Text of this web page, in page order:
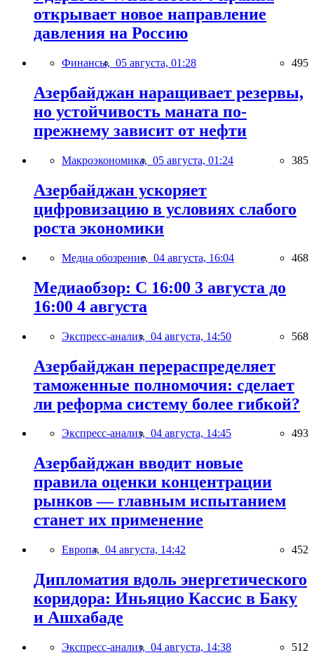
открывает новое направление
давления на Россию
Финансы, 05 августа, 01:28 495
Азербайджан наращивает резервы,
но устойчивость маната по-
прежнему зависит от нефти
Макроэкономика, 05 августа, 01:24 385
Азербайджан ускоряет
цифровизацию в условиях слабого
роста экономики
Медиа обозрение, 04 августа, 16:04 468
Медиаобзор: С 16:00 3 августа до
16:00 4 августа
Экспресс-анализ, 04 августа, 14:50 568
Азербайджан перераспределяет
таможенные полномочия: сделает
ли реформа систему более гибкой?
Экспресс-анализ, 04 августа, 14:45 493
Азербайджан вводит новые
правила оценки концентрации
рынков — главным испытанием
станет их применение
Европа, 04 августа, 14:42 452
Дипломатия вдоль энергетического
коридора: Иньяцио Кассис в Баку
и Ашхабаде
Экспресс-анализ, 04 августа, 14:38 512